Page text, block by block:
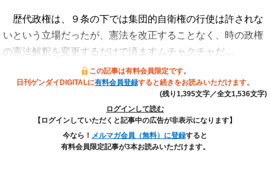
歴代政権は、９条の下では集団的自衛権の行使は許されな
いという立場だったが、憲法を改正することなく、時の政権
の憲法解釈を変更するだけで済ますムチャクチャだ…
この記事は有料会員限定です。
日刊ゲンダイDIGITALに有料会員登録すると続きをお読みいただけます。
(残り1,395文字／全文1,536文字)
ログインして読む
【ログインしていただくと記事中の広告が非表示になります】
今なら！ メルマガ会員（無料）に登録すると
有料会員限定記事が3本お読みいただけます。